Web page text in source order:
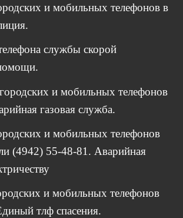
и мобильных телефонов в
службы скорой
и мобильных телефонов
газовая служба.
и мобильных телефонов
(4942) 55-48-81. Аварийная
и мобильных телефонов
тлф спасения.